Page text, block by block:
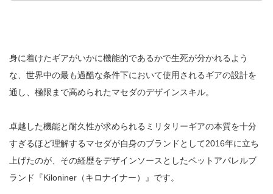
身に着けたギアがいかに機能的であるかで生死が分かれるよう
な、世界中の最も過酷な条件下において使用されるギアの設計を
通し、極限まで高められたマセダのデザインスキル。
卓越した機能と耐久性が求められるミリタリーギアの本質を十分
すぎるほど理解するマセダが自身のブランドとして2016年に立ち
上げたのが、その経歴をデザインソースとしたペットアパレルブ
ランド『Kiloniner（キロナイナー）』です。